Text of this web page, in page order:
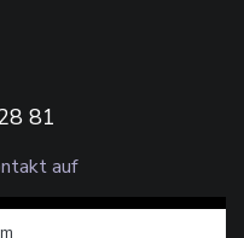
81
auf